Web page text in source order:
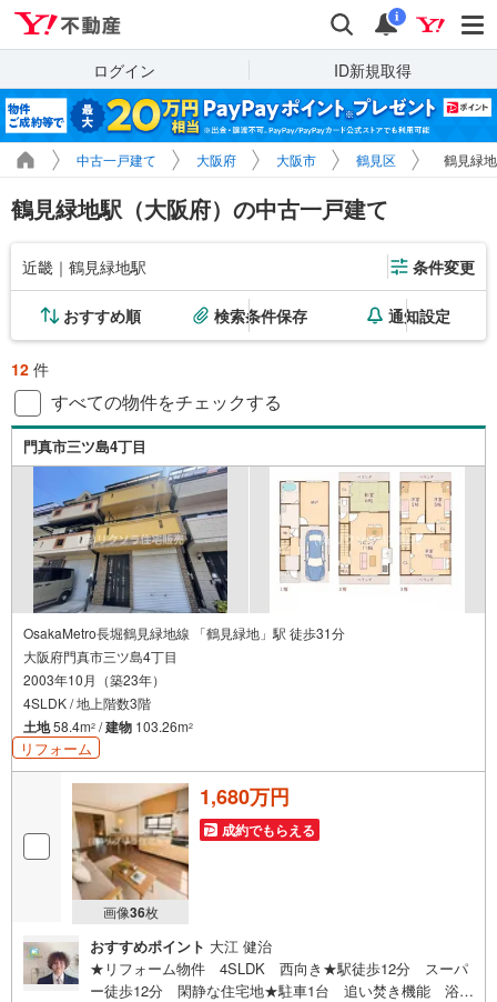
検索 通知
i
ログイン ID新規取得
中古一戸建て 大阪府 大阪市 鶴見区 鶴見緑
鶴見緑地駅（大阪府）の中古一戸建て
近畿｜鶴見緑地駅 条件変更
おすすめ順 検索条件保存 通知設定
12 件
すべての物件をチェックする
門真市三ツ島4丁目
OsakaMetro長堀鶴見緑地線 「鶴見緑地」駅 徒歩31分
大阪府門真市三ツ島4丁目
2003年10月（築23年）
4SLDK / 地上階数3階
土地58.4m2 /建物 103.26m2
リフォーム
画像36枚
1,680万円
成約でもらえる
おすすめポイント 大江 健治
★リフォーム物件 4SLDK 西向き★駅徒歩12分 スーパ
ー徒歩12分 閑静な住宅地★駐車1台 追い焚き機能 浴室